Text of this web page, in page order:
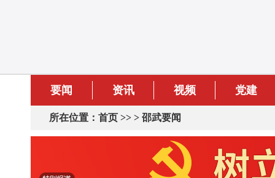
要闻 资讯 视频 党建
所在位置： 首页 >> > 邵武要闻